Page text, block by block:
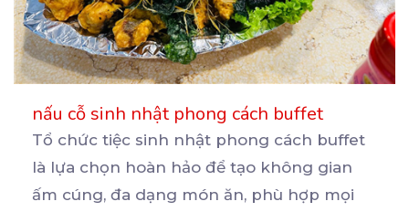
nấu cỗ sinh nhật phong cách buffet
Tổ chức tiệc sinh nhật phong cách buffet
là lựa chọn hoàn hảo để tạo không gian
ấm cúng, đa dạng món ăn, phù hợp mọi